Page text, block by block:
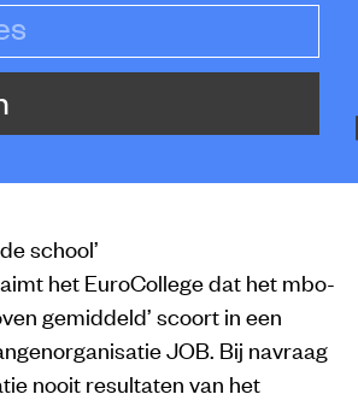
school’
het EuroCollege dat het mbo-
gemiddeld’ scoort in een
JOB. Bij navraag
nooit resultaten van het